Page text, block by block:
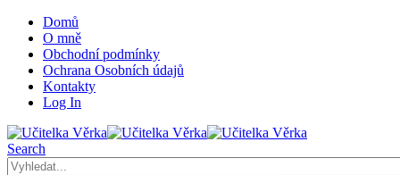
Domů
O mně
Obchodní podmínky
Ochrana Osobních údajů
Kontakty
Log In
Search